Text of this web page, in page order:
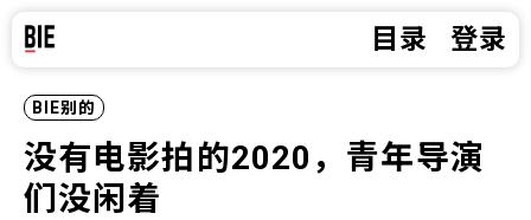
目录 登录
BIE别的
没有电影拍的2020，青年导演
们没闲着